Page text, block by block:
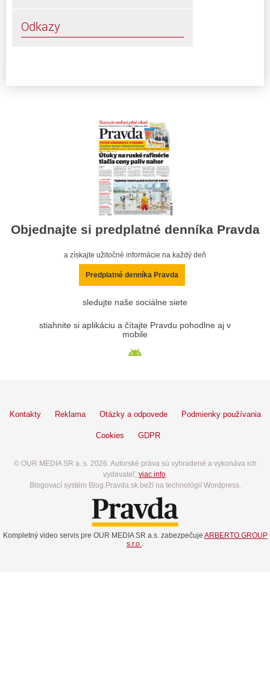
Odkazy
Objednajte si predplatné denníka Pravda
a získajte užitočné informácie na každý deň
Predplatné denníka Pravda
sledujte naše sociálne siete
stiahnite si aplikáciu a čítajte Pravdu pohodlne aj v
mobile
Kontakty Reklama Otázky a odpovede Podmienky používania
Cookies GDPR
© OUR MEDIA SR a. s. 2026. Autorské práva sú vyhradené a vykonáva ich
vydavateľ, viac info.
Blogovací systém Blog.Pravda.sk beží na technológií Wordpress.
Kompletný video servis pre OUR MEDIA SR a.s. zabezpečuje ARBERTO GROUP
s.r.o..